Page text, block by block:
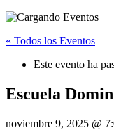
« Todos los Eventos
Este evento ha
Escuela
noviembre 9, 2025 @